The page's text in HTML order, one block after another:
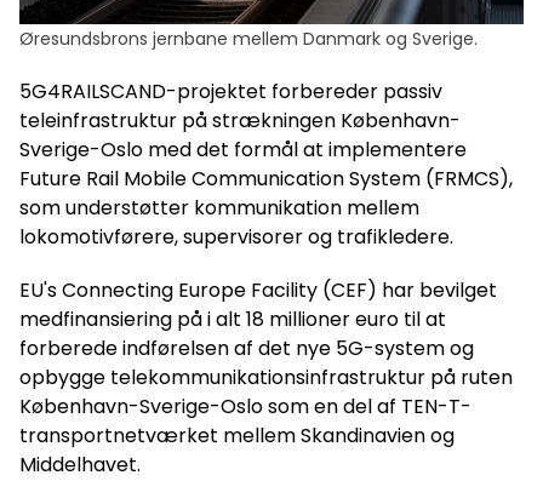
Øresundsbrons jernbane mellem Danmark og Sverige.
5G4RAILSCAND-projektet forbereder passiv
teleinfrastruktur på strækningen København-
Sverige-Oslo med det formål at implementere
Future Rail Mobile Communication System (FRMCS),
som understøtter kommunikation mellem
lokomotivførere, supervisorer og trafikledere.
EU's Connecting Europe Facility (CEF) har bevilget
medfinansiering på i alt 18 millioner euro til at
forberede indførelsen af det nye 5G-system og
opbygge telekommunikationsinfrastruktur på ruten
København-Sverige-Oslo som en del af TEN-T-
transportnetværket mellem Skandinavien og
Middelhavet.